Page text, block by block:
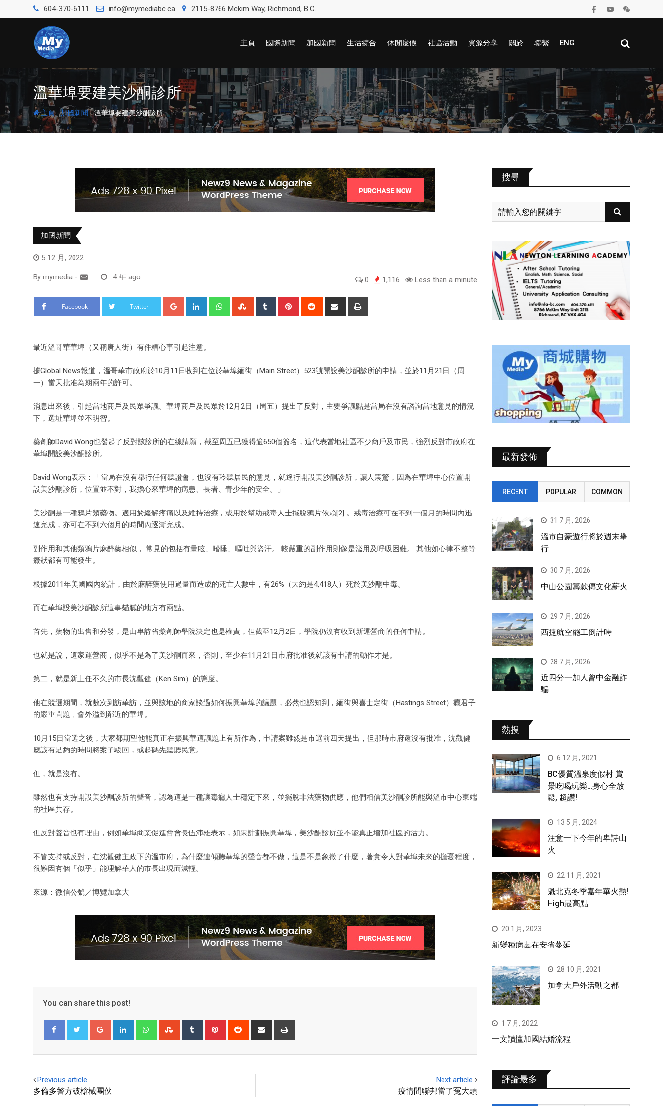
604-370-6111 info@mymediabc.ca 2115-8766 Mckim Way, Richmond, B.C.
主頁 國際新聞 加國新聞 生活綜合 休閒度假 社區活動 資源分享 關於 聯繫 ENG
溫華埠要建美沙酮診所
主頁-加國新聞-溫華埠要建美沙酮診所
加國新聞
5 12 月, 2022
By mymedia - 4 年 ago 0 1,116 Less than a minute
Facebook Twitter
最近溫哥華華埠（又稱唐人街）有件糟心事引起注意。
據Global News報道，溫哥華市政府於10月11日收到在位於華埠緬街（Main Street）523號開設美沙酮診所的申請，並於11月21日（周
一）當天批准為期兩年的許可。
消息出來後，引起當地商戶及民眾爭議。華埠商戶及民眾於12月2日（周五）提出了反對，主要爭議點是當局在沒有諮詢當地意見的情況
下，選址華埠並不明智。
藥劑師David Wong也發起了反對該診所的在線請願，截至周五已獲得逾650個簽名，這代表當地社區不少商戶及市民，強烈反對市政府在
華埠開設美沙酮診所。
David Wong表示：「當局在沒有舉行任何聽證會，也沒有聆聽居民的意見，就逕行開設美沙酮診所，讓人震驚，因為在華埠中心位置開
設美沙酮診所，位置並不對，我擔心來華埠的病患、長者、青少年的安全。」
美沙酮是一種鴉片類藥物。適用於緩解疼痛以及維持治療，或用於幫助戒毒人士擺脫鴉片依賴[2] 。戒毒治療可在不到一個月的時間內迅
速完成，亦可在不到六個月的時間內逐漸完成。
副作用和其他類鴉片麻醉藥相似， 常見的包括有暈眩、嗜睡、嘔吐與盜汗。 較嚴重的副作用則像是濫用及呼吸困難。 其他如心律不整等
癥狀都有可能發生。
根據2011年美國國內統計，由於麻醉藥使用過量而造成的死亡人數中，有26%（大約是4,418人）死於美沙酮中毒。
而在華埠設美沙酮診所這事貓膩的地方有兩點。
首先，藥物的出售和分發，是由卑詩省藥劑師學院決定也是權責，但截至12月2日，學院仍沒有收到新運營商的任何申請。
也就是說，這家運營商，似乎不是為了美沙酮而來，否則，至少在11月21日市府批准後就該有申請的動作才是。
第二，就是新上任不久的市長沈觀健（Ken Sim）的態度。
他在競選期間，就數次到訪華訪，並與該地的商家談過如何振興華埠的議題，必然也認知到，緬街與喜士定街（Hastings Street）癮君子
的嚴重問題，會外溢到鄰近的華埠。
10月15日當選之後，大家都期望他能真正在振興華這議題上有所作為，申請案雖然是市選前四天提出，但那時市府還沒有批准，沈觀健
應該有足夠的時間將案子駁回，或起碼先聽聽民意。
但，就是沒有。
雖然也有支持開設美沙酮診所的聲音，認為這是一種讓毒癮人士穩定下來，並擺脫非法藥物供應，他們相信美沙酮診所能與溫市中心東端
的社區共存。
但反對聲音也有理由，例如華埠商業促進會會長伍沛雄表示，如果計劃振興華埠，美沙酮診所並不能真正增加社區的活力。
不管支持或反對，在沈觀健主政下的溫市府，為什麼連傾聽華埠的聲音都不做，這是不是象徵了什麼，著實令人對華埠未來的擔憂程度，
很難因有個「似乎」能理解華人的市長出現而減輕。
來源：微信公號／博覽加拿大
You can share this post!
Previous article
多倫多警方破槍械團伙
Next article
疫情間聯邦當了冤大頭
搜尋
最新發佈
RECENT POPULAR COMMON
31 7 月, 2026
溫市自豪遊行將於週末舉
行
30 7 月, 2026
中山公園籌款傳文化薪火
29 7 月, 2026
西捷航空罷工倒計時
28 7 月, 2026
近四分一加人曾中金融詐
騙
熱搜
6 12 月, 2021
BC優質溫泉度假村 賞
景吃喝玩樂…身心全放
鬆, 超讚!
13 5 月, 2024
注意一下今年的卑詩山
火
22 11 月, 2021
魁北克冬季嘉年華火熱!
High最高點!
20 1 月, 2023
新變種病毒在安省蔓延
28 10 月, 2021
加拿大戶外活動之都
1 7 月, 2022
一文讀懂加國結婚流程
評論最多